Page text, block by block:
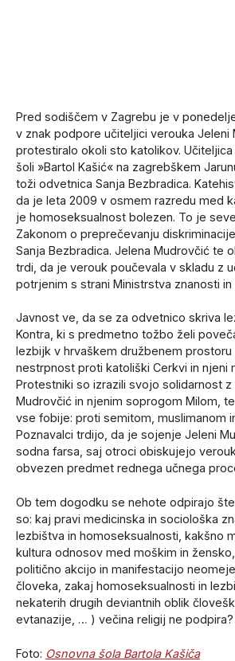
Pred sodiščem v Zagrebu je v
v znak podpore učiteljici verouka Jeleni
protestiralo okoli sto katolikov.
šoli »Bartol Kašić« na zagrebškem
toži odvetnica Sanja Bezbradica.
da je leta 2009 v osmem razredu med
je homoseksualnost bolezen. To je
Zakonom o preprečevanju
Sanja Bezbradica. Jelena Mudrovčić te
trdi, da je verouk poučevala v skladu z
potrjenim s strani Ministrstva znanosti in
Javnost ve, da se za odvetnico skriva
Kontra, ki s predmetno tožbo želi
lezbijk v hrvaškem družbenem prostoru
nestrpnost proti katoliški Cerkvi in njeni
Protestniki so izrazili svojo solidarnost
Mudrovčić in njenim soprogom Milom,
vse fobije: proti semitom, muslimanom
Poznavalci trdijo, da je sojenje Jeleni
sodna farsa, saj otroci obiskujejo
obvezen predmet rednega učnega
Ob tem dogodku se nehote odpirajo
so: kaj pravi medicinska in sociološka
lezbištva in homoseksualnosti, kakšno
kultura odnosov med moškim in
politično akcijo in manifestacijo
človeka, zakaj homoseksualnosti in
nekaterih drugih deviantnih oblik
evtanazije, … ) večina religij ne podpira?
Foto: Osnovna šola Bartola Kašiča